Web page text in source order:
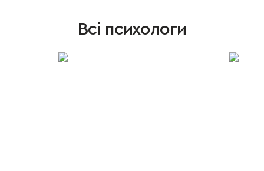
Всі психологи